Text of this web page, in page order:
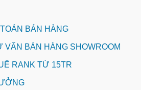
BÁN HÀNG
VẤN BÁN HÀNG SHOWROOM
RANK TỪ 15TR